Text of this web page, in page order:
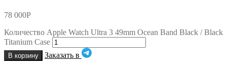
78 000Р
Количество Apple Watch Ultra 3 49mm Ocean Band Black / Black
Titanium Case
В корзину Заказать в